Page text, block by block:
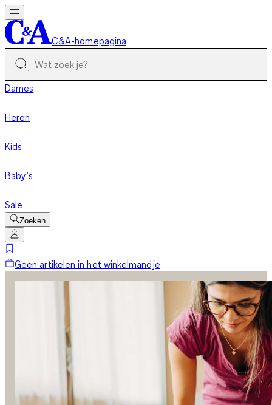
C&A-homepagina
Dames
Heren
Kids
Baby’s
Sale
Zoeken
Geen artikelen in het winkelmandje